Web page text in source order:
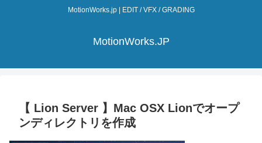
MotionWorks.jp | EDIT / VFX / GRADING
MotionWorks.JP
【 Lion Server 】Mac OSX Lionでオープ
ンディレクトリを作成